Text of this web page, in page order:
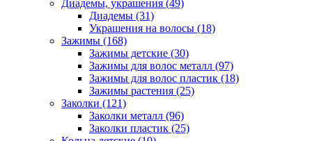
Диадемы, украшения (49)
Диадемы (31)
Украшения на волосы (18)
Зажимы (168)
Зажимы детские (30)
Зажимы для волос металл (97)
Зажимы для волос пластик (18)
Зажимы растения (25)
Заколки (121)
Заколки металл (96)
Заколки пластик (25)